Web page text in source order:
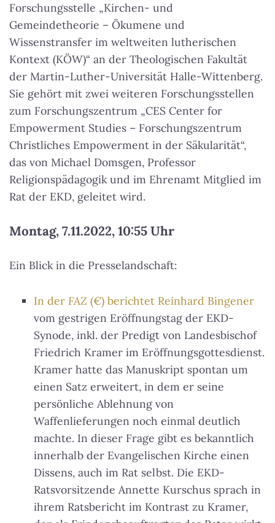
Forschungsstelle „Kirchen- und
Gemeindetheorie – Ökumene und
Wissenstransfer im weltweiten lutherischen
Kontext (KÖW)“ an der Theologischen Fakultät
der Martin-Luther-Universität Halle-Wittenberg.
Sie gehört mit zwei weiteren Forschungsstellen
zum Forschungszentrum „CES Center for
Empowerment Studies – Forschungszentrum
Christliches Empowerment in der Säkularität“,
das von Michael Domsgen, Professor
Religionspädagogik und im Ehrenamt Mitglied im
Rat der EKD, geleitet wird.
Montag, 7.11.2022, 10:55 Uhr
Ein Blick in die Presselandschaft:
In der FAZ (€) berichtet Reinhard Bingener
vom gestrigen Eröffnungstag der EKD-
Synode, inkl. der Predigt von Landesbischof
Friedrich Kramer im Eröffnungsgottesdienst.
Kramer hatte das Manuskript spontan um
einen Satz erweitert, in dem er seine
persönliche Ablehnung von
Waffenlieferungen noch einmal deutlich
machte. In dieser Frage gibt es bekanntlich
innerhalb der Evangelischen Kirche einen
Dissens, auch im Rat selbst. Die EKD-
Ratsvorsitzende Annette Kurschus sprach in
ihrem Ratsbericht im Kontrast zu Kramer,